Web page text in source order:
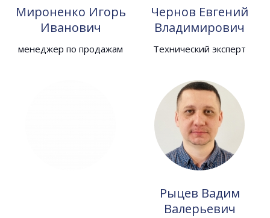
Мироненко Игорь
Иванович
менеджер по продажам
Чернов Евгений
Владимирович
Технический эксперт
Рыцев Вадим
Валерьевич